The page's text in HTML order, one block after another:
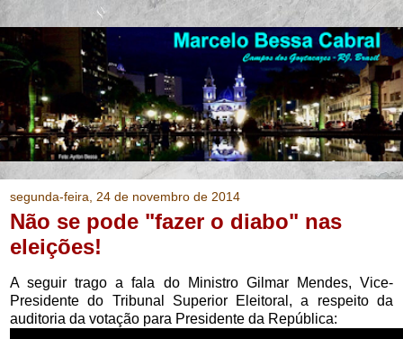
segunda-feira, 24 de novembro de 2014
Não se pode "fazer o diabo" nas
eleições!
A seguir trago a fala do Ministro Gilmar Mendes, Vice-
Presidente do Tribunal Superior Eleitoral, a respeito da
auditoria da votação para Presidente da República: